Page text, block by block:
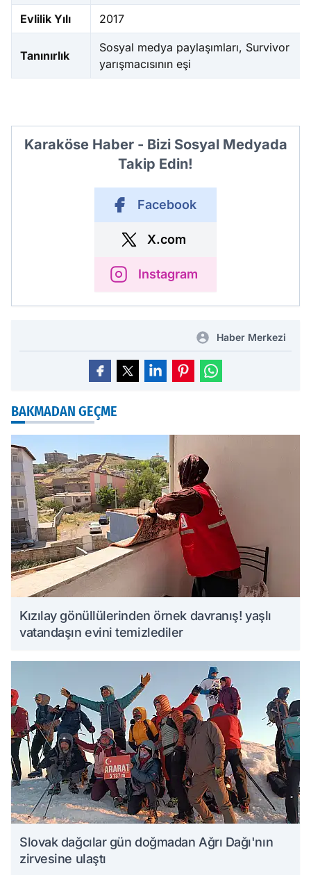
Evlilik Yılı 2017
Tanınırlık
Sosyal medya paylaşımları, Survivor
yarışmacısının eşi
Karaköse Haber - Bizi Sosyal Medyada
Takip Edin!
Facebook
X.com
Instagram
Haber Merkezi
BAKMADAN GEÇME
Kızılay gönüllülerinden örnek davranış! yaşlı
vatandaşın evini temizlediler
Slovak dağcılar gün doğmadan Ağrı Dağı'nın
zirvesine ulaştı